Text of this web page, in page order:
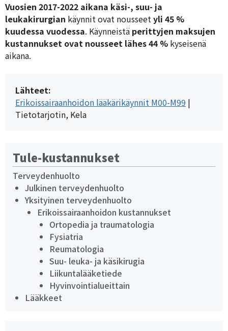
Tule-kustannukset
Terveydenhuolto
Julkinen terveydenhuolto
Yksityinen terveydenhuolto
Erikoissairaanhoidon kustannukset
Ortopedia ja traumatologia
Fysiatria
Reumatologia
Suu- leuka- ja käsikirugia
Liikuntalääketiede
Hyvinvointialueittain
Lääkkeet
Vuosien 2017-2022 aikana käsi-, suu- ja
leukakirurgian käynnit ovat nousseetyli 45 %
kuudessa vuodessa. Käynneistä perittyjen maksujen
kustannukset ovat nousseet lähes 44 % kyseisenä
aikana.
Lähteet:
Erikoissairaanhoidon lääkärikäynnit M00-M99 |